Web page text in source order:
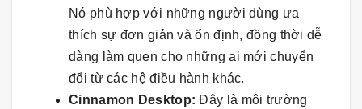
Nó phù hợp với những người dùng ưa
thích sự đơn giản và ổn định, đồng thời dễ
dàng làm quen cho những ai mới chuyển
đổi từ các hệ điều hành khác.
Cinnamon Desktop: Đây là môi trường